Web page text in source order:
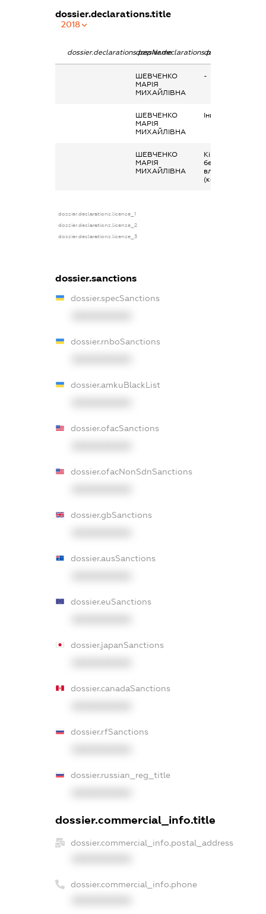
dossier.declarations.title
2018
dossier.declarations.pepNamedossier.declarations.personName
ШЕВЧЕНКО
МАРІЯ
МИХАЙЛІВНА
-
ШЕВЧЕНКО
МАРІЯ
МИХАЙЛІВНА
Інше
ШЕВЧЕНКО
МАРІЯ
МИХАЙЛІВНА
Кінцевий
бенефіціарний
власник
(контролер)
dossier.declarations.license_1
dossier.declarations.license_2
dossier.declarations.license_3
dossier.sanctions
dossier.specSanctions
dossier.rnboSanctions
dossier.amkuBlackList
dossier.ofacSanctions
dossier.ofacNonSdnSanctions
dossier.gbSanctions
dossier.ausSanctions
dossier.euSanctions
dossier.japanSanctions
dossier.canadaSanctions
dossier.rfSanctions
dossier.russian_reg_title
dossier.commercial_info.title
dossier.commercial_info.postal_address
dossier.commercial_info.phone